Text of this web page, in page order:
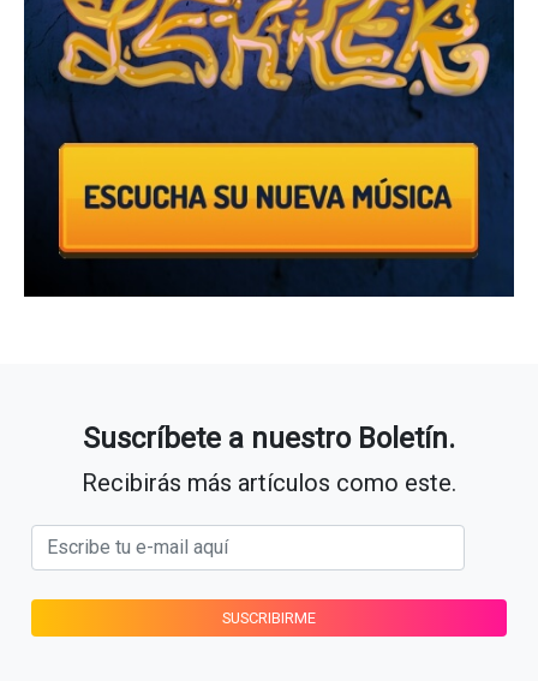
Suscríbete a nuestro Boletín.
Recibirás más artículos como este.